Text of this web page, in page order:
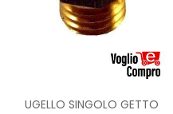
UGELLO SINGOLO GETTO